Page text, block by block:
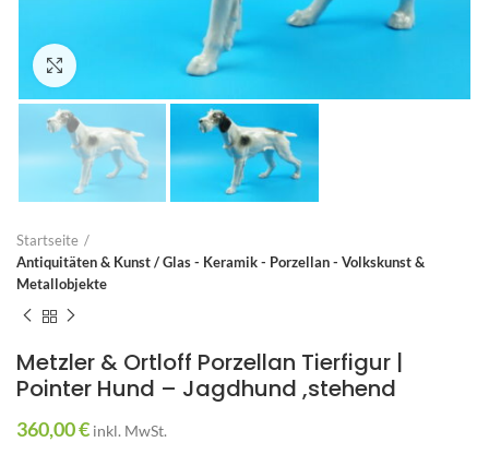
Zum Vergrößern anklicken
Startseite
Antiquitäten & Kunst / Glas - Keramik - Porzellan - Volkskunst &
Metallobjekte
Metzler & Ortloff Porzellan Tierfigur |
Pointer Hund – Jagdhund ,stehend
360,00€ inkl. MwSt.